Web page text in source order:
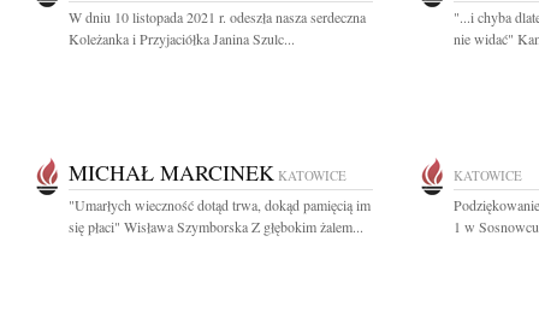
W dniu 10 listopada 2021 r. odeszła nasza serdeczna
Koleżanka i Przyjaciółka Janina Szulc...
"...i chyba
nie widać"
MICHAŁ MARCINEK KATOWICE
"Umarłych wieczność dotąd trwa, dokąd pamięcią im
się płaci" Wisława Szymborska Z głębokim żalem...
KATOWICE
1 w